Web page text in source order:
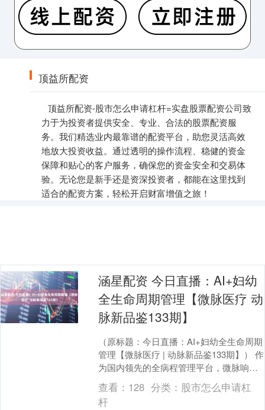
顶益所配资
顶益所配资-股市怎么申请杠杆=实盘股票配资公司致
力于为投资者提供安全、专业、合法的股票配资服
务。我们精选业内最靠谱的配资平台，助您灵活高效
地放大投资收益。通过透明的操作流程、稳健的资金
保障和贴心的客户服务，确保您的资金安全和交易体
验。无论您是新手还是资深投资者，都能在这里找到
适合的配资方案，轻松开启财富增值之旅！
涵星配资 今日直播：AI+妇幼
全生命周期管理【微脉医疗 动
脉新品鉴133期】
（原标题：今日直播：AI+妇幼全生命周期
管理【微脉医疗 | 动脉新品鉴133期】） 作
为国内领先的全病程管理平台，微脉响应
妇女儿童发展纲要，携手公立医院将生殖
科....
查看： 128 分类： 股市怎么申请杠
杆